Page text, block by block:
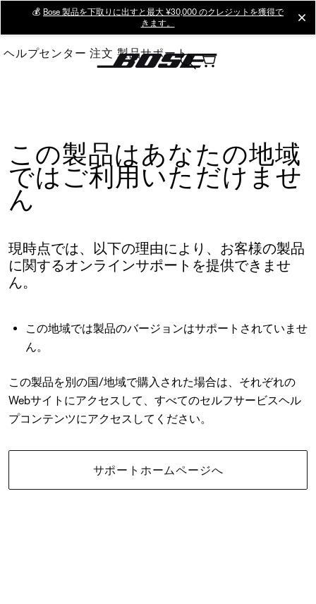
Main
💰 Bose 製品を下取りに出すと最大 ¥30,000 のクレジットを獲得で
きます。
ヘルプセンター 注文 製品サポート
この製品はあなたの地域
ではご利用いただけませ
ん
現時点では、以下の理由により、お客様の製品
に関するオンラインサポートを提供できませ
ん。
この地域では製品のバージョンはサポートされていませ
ん。
この製品を別の国/地域で購入された場合は、それぞれの
Webサイトにアクセスして、すべてのセルフサービスヘル
プコンテンツにアクセスしてください。
サポートホームページへ